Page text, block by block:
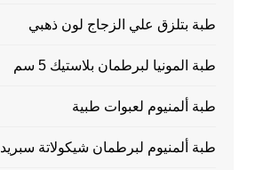
طبة بتلزق علي الزجاج لون ذهبي
طبة المونيا لبرطمان بلاستيك 5 سم
طبة ألمنيوم لعبوات طبية
طبة ألمنيوم لبرطمان شيكولاتة سبريد